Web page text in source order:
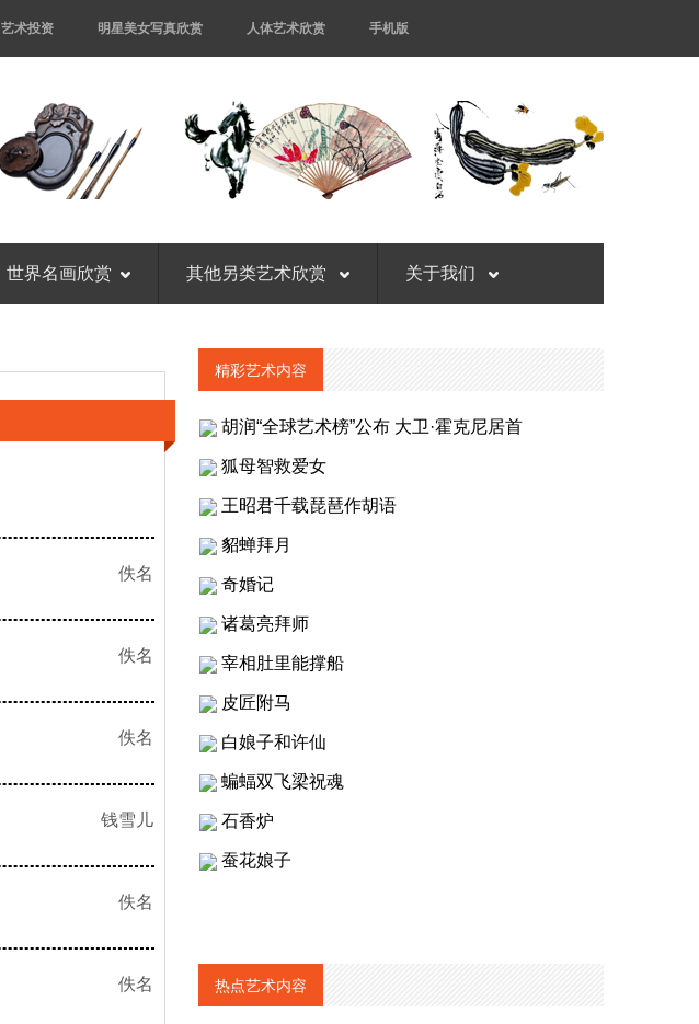
艺术投资 明星美女写真欣赏 人体艺术欣赏 手机版
世界名画欣赏 其他另类艺术欣赏 关于我们
佚名
佚名
佚名
钱雪儿
佚名
佚名
精彩艺术内容
胡润“全球艺术榜”公布 大卫·霍克尼居首
狐母智救爱女
王昭君千载琵琶作胡语
貂蝉拜月
奇婚记
诸葛亮拜师
宰相肚里能撑船
皮匠附马
白娘子和许仙
蝙蝠双飞梁祝魂
石香炉
蚕花娘子
热点艺术内容